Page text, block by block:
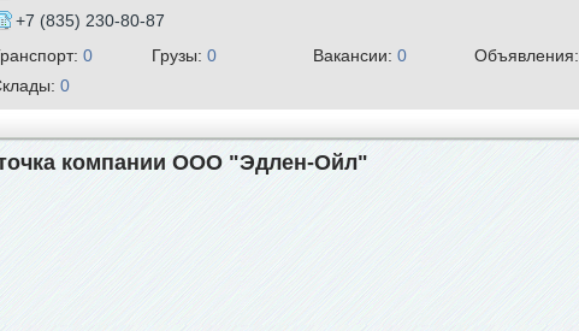
+7 (835) 230-80-87
0 Грузы: 0 Вакансии: 0 Объявления:
0
компании ООО "Эдлен-Ойл"